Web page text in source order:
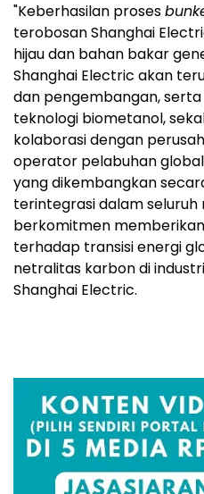
"Keberhasilan proses
terobosan Shanghai
hijau dan bahan bakar
Shanghai Electric akan
dan pengembangan,
teknologi biometanol,
kolaborasi dengan
operator pelabuhan
yang dikembangkan
terintegrasi dalam seluruh
berkomitmen
terhadap transisi energi
netralitas karbon di
Shanghai Electric.